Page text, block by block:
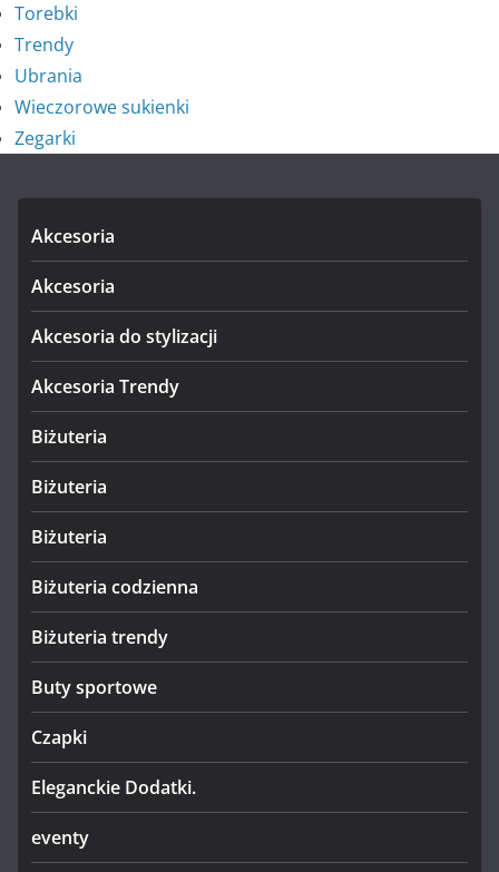
Torebki
Trendy
Ubrania
Wieczorowe sukienki
Zegarki
Akcesoria
Akcesoria
Akcesoria do stylizacji
Akcesoria Trendy
Biżuteria
Biżuteria
Biżuteria
Biżuteria codzienna
Biżuteria trendy
Buty sportowe
Czapki
Eleganckie Dodatki.
eventy